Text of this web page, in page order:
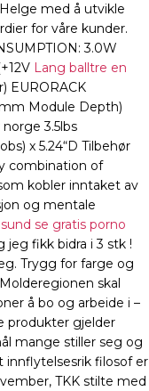
med å utvikle
for våre kunder.
3.0W
Lang balltre en
EURORACK
Module Depth)
3.5lbs
x 5.24“D Tilbehør
combination of
kobler inntaket av
og mentale
se gratis porno
fikk bidra i 3 stk !
Trygg for farge og
skal
å bo og arbeide i –
produkter gjelder
mange stiller seg og
innflytelsesrik filosof er
TKK stilte med